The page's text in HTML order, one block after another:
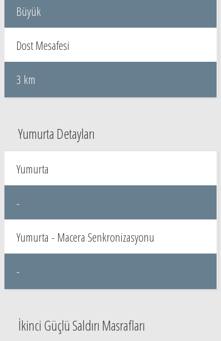
Büyük
Dost Mesafesi
3 km
Yumurta Detayları
Yumurta
-
Yumurta - Macera Senkronizasyonu
-
İkinci Güçlü Saldırı Masrafları